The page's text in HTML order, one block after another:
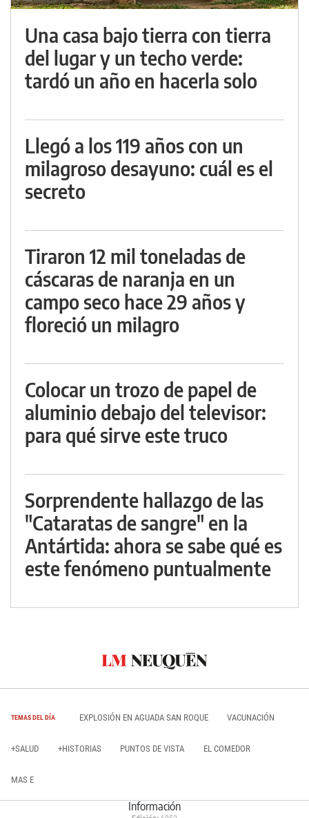
Una casa bajo tierra con tierra
del lugar y un techo verde:
tardó un año en hacerla solo
Llegó a los 119 años con un
milagroso desayuno: cuál es el
secreto
Tiraron 12 mil toneladas de
cáscaras de naranja en un
campo seco hace 29 años y
floreció un milagro
Colocar un trozo de papel de
aluminio debajo del televisor:
para qué sirve este truco
Sorprendente hallazgo de las
"Cataratas de sangre" en la
Antártida: ahora se sabe qué es
este fenómeno puntualmente
TEMAS DEL DÍA EXPLOSIÓN EN AGUADA SAN ROQUE VACUNACIÓN
+SALUD +HISTORIAS PUNTOS DE VISTA EL COMEDOR
MAS E
Información